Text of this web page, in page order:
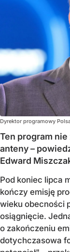
Dyrektor programowy
Ten program nie
anteny –
Edward
Pod koniec lipca
kończy emisję
wieku obecności
osiągnięcie.
o zakończeniu
dotychczasowa